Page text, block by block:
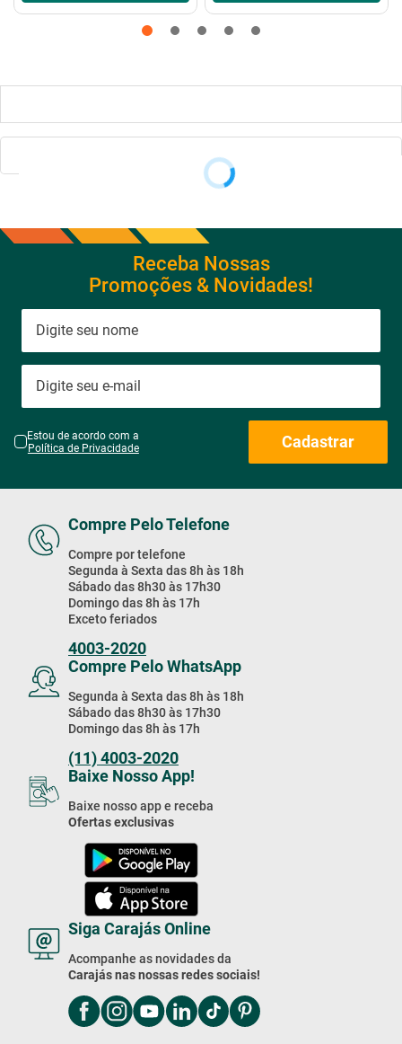
Receba Nossas
Promoções & Novidades!
Estou de acordo com a
Política de Privacidade
Cadastrar
Compre Pelo Telefone
Compre por telefone
Segunda à Sexta das 8h às 18h
Sábado das 8h30 às 17h30
Domingo das 8h às 17h
Exceto feriados
4003-2020
Compre Pelo WhatsApp
Segunda à Sexta das 8h às 18h
Sábado das 8h30 às 17h30
Domingo das 8h às 17h
(11) 4003-2020
Baixe Nosso App!
Baixe nosso app e receba
Ofertas exclusivas
Siga Carajás Online
Acompanhe as novidades da
Carajás nas nossas redes sociais!